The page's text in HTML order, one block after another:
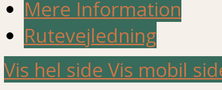
Mere Information
Rutevejledning
Vis hel side Vis mobil